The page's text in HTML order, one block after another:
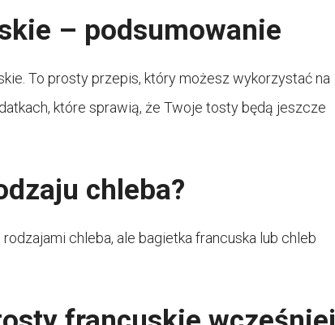
– podsumowanie
To prosty przepis, który możesz wykorzystać na
które sprawią, że Twoje tosty będą jeszcze
chleba?
chleba, ale bagietka francuska lub chleb